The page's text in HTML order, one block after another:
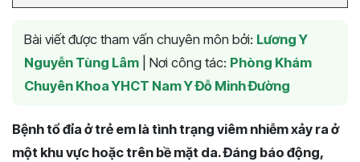
Bài viết được tham vấn chuyên môn bởi: Lương Y
Nguyễn Tùng Lâm
Nơi công tác: Phòng Khám
Chuyên Khoa YHCT Nam Y Đỗ Minh Đường
Bệnh tổ đỉa ở trẻ em là tình trạng viêm nhiễm xảy ra ở
một khu vực hoặc trên bề mặt da. Đáng báo động,